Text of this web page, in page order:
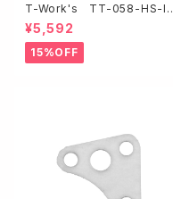
T-Work's TT-058-HS-
h T-Work's六角レンチセット
【0.05・1/16・5/64・3/32イン
チ】
¥5,592
15%OFF